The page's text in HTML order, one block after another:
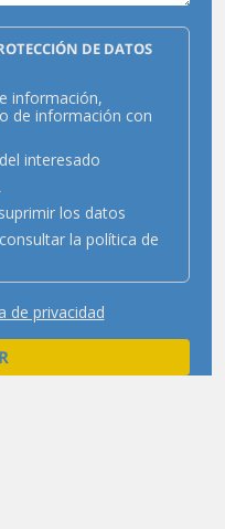
DE DATOS
información,
de información con
interesado
los datos
la política de
de privacidad